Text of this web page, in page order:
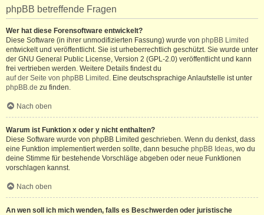
phpBB betreffende Fragen
Wer hat diese Forensoftware entwickelt?
Diese Software (in ihrer unmodifizierten Fassung) wurde von phpBB Limited
entwickelt und veröffentlicht. Sie ist urheberrechtlich geschützt. Sie wurde unter
der GNU General Public License, Version 2 (GPL-2.0) veröffentlicht und kann
frei vertrieben werden. Weitere Details findest du
auf der Seite von phpBB Limited . Eine deutschsprachige Anlaufstelle ist unter
phpBB.de zu finden.
Nach oben
Warum ist Funktion x oder y nicht enthalten?
Diese Software wurde von phpBB Limited geschrieben. Wenn du denkst, dass
eine Funktion implementiert werden sollte, dann besuche phpBB Ideas, wo du
deine Stimme für bestehende Vorschläge abgeben oder neue Funktionen
vorschlagen kannst.
Nach oben
An wen soll ich mich wenden, falls es Beschwerden oder juristische